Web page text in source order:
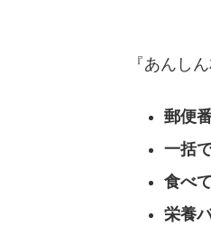
『あんし
郵便
一括
食べ
栄養